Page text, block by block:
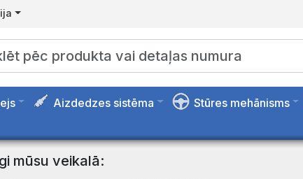
Aizdedzes sistēma Stūres mehānisms
mūsu veikalā: